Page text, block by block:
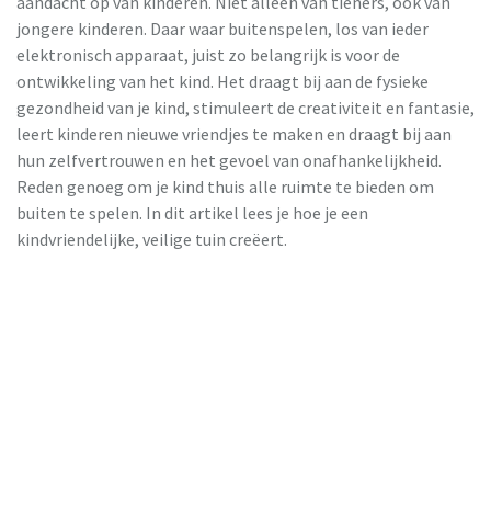
jongere kinderen. Daar waar buitenspelen, los van ieder
elektronisch apparaat, juist zo belangrijk is voor de
ontwikkeling van het kind. Het draagt bij aan de fysieke
gezondheid van je kind, stimuleert de creativiteit en fantasie,
leert kinderen nieuwe vriendjes te maken en draagt bij aan
hun zelfvertrouwen en het gevoel van onafhankelijkheid.
Reden genoeg om je kind thuis alle ruimte te bieden om
buiten te spelen. In dit artikel lees je hoe je een
kindvriendelijke, veilige tuin creëert.